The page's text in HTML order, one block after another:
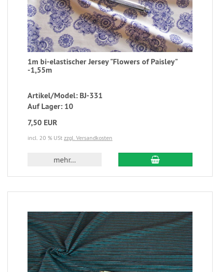
1m bi-elastischer Jersey "Flowers of Paisley"
-1,55m
Artikel/Model: BJ-331
Auf Lager: 10
7,50 EUR
incl. 20 % USt zzgl. Versandkosten
mehr...